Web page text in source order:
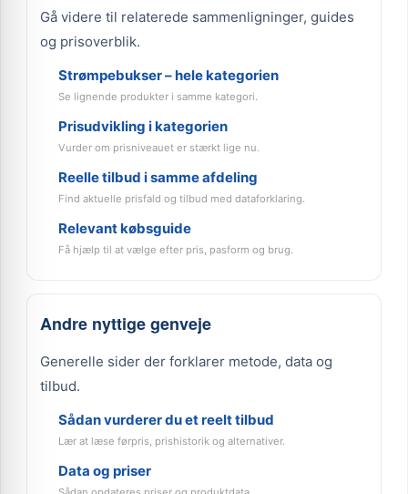
Gå videre til relaterede sammenligninger, guides
og prisoverblik.
Strømpebukser – hele kategorien
Se lignende produkter i samme kategori.
Prisudvikling i kategorien
Vurder om prisniveauet er stærkt lige nu.
Reelle tilbud i samme afdeling
Find aktuelle prisfald og tilbud med dataforklaring.
Relevant købsguide
Få hjælp til at vælge efter pris, pasform og brug.
Andre nyttige genveje
Generelle sider der forklarer metode, data og
tilbud.
Sådan vurderer du et reelt tilbud
Lær at læse førpris, prishistorik og alternativer.
Data og priser